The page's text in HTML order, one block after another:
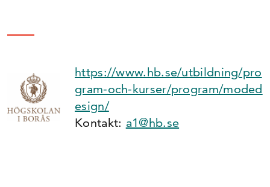
https://www.hb.se/utbildning/pro
gram-och-kurser/program/moded
esign/
Kontakt: a1@hb.se